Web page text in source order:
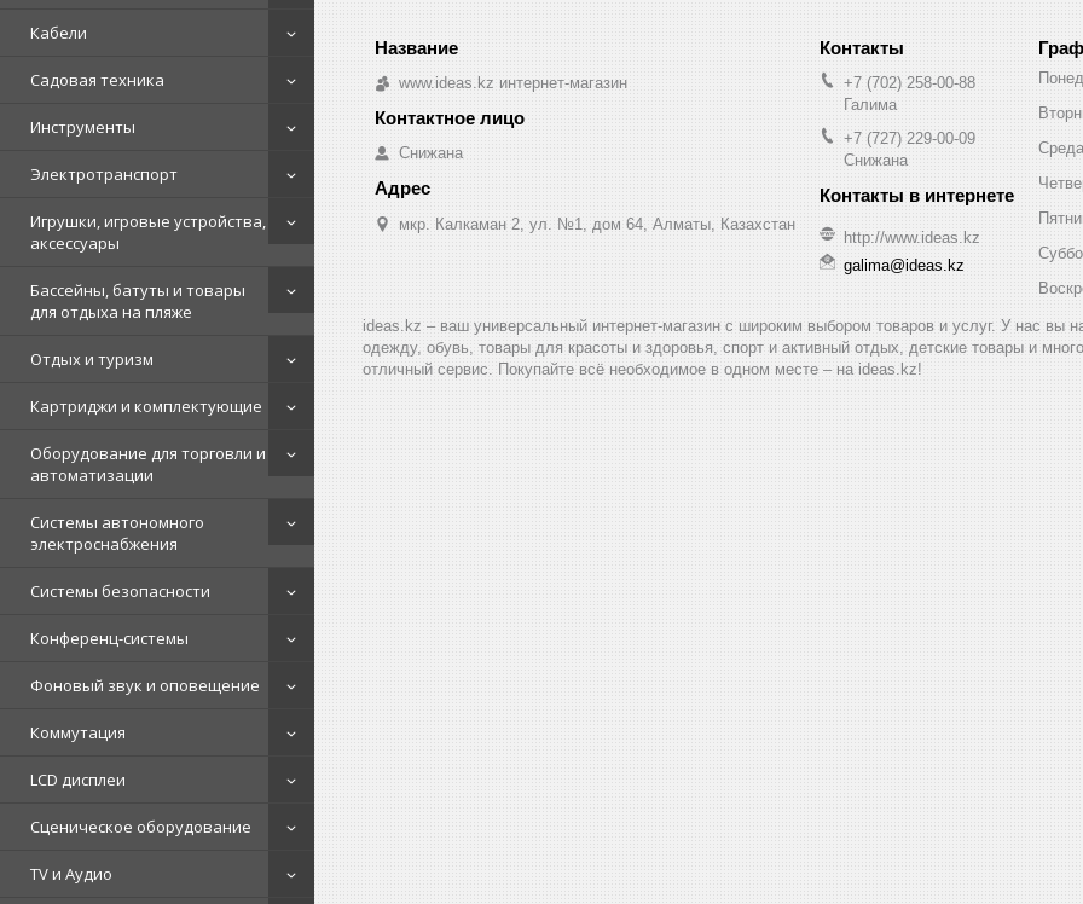
Кабели
Садовая техника
Инструменты
Электротранспорт
Игрушки, игровые устройства,
аксессуары
Бассейны, батуты и товары
для отдыха на пляже
Отдых и туризм
Картриджи и комплектующие
Оборудование для торговли и
автоматизации
Системы автономного
электроснабжения
Системы безопасности
Конференц-системы
Фоновый звук и оповещение
Коммутация
LCD дисплеи
Сценическое оборудование
TV и Аудио
www.ideas.kz интернет-магазин
Снижана
мкр. Калкаман 2, ул. №1, дом 64, Алматы, Казахстан
+7 (702) 258-00-88
Галима
+7 (727) 229-00-09
Снижана
http://www.ideas.kz
galima@ideas.kz
Среда
ideas.kz – ваш универсальный интернет-магазин с широким выбором товаров и услуг. У нас вы
одежду, обувь, товары для красоты и здоровья, спорт и активный отдых, детские товары и
отличный сервис. Покупайте всё необходимое в одном месте – на ideas.kz!